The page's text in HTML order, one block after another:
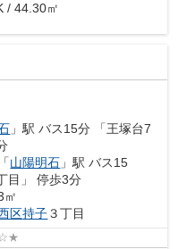
/ 44.30㎡
」駅 バス15分 「王塚台7
「山陽明石 」駅 バス15
目」 停歩3分
㎡
区持子３丁目
☆★